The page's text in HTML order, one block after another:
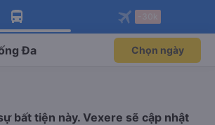
Tải app Vexere ngay!
ưu đãi thành viên độc
Mở app
Tải app Vexere
ghế khi đặt vé máy bay qua
Mở app
Đa Chọn ngày
bất tiện này. Vexere sẽ cập nhật